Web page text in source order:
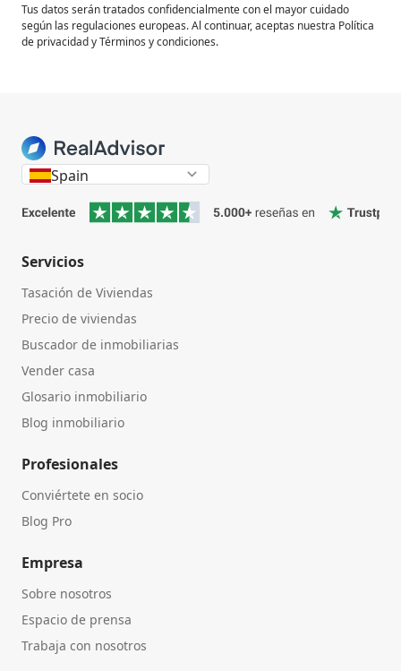
Tus datos serán tratados confidencialmente con el mayor cuidado
según las regulaciones europeas. Al continuar, aceptas nuestra Política
de privacidad y Términos y condiciones.
Spain
Servicios
Tasación de Viviendas
Precio de viviendas
Buscador de inmobiliarias
Vender casa
Glosario inmobiliario
Blog inmobiliario
Profesionales
Conviértete en socio
Blog Pro
Empresa
Sobre nosotros
Espacio de prensa
Trabaja con nosotros